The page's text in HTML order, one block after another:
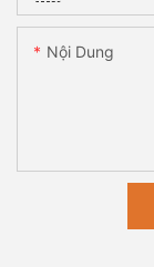
Nội Dung